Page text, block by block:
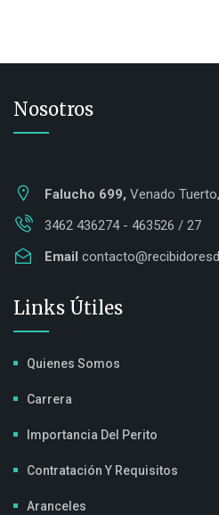
Nosotros
Falucho 699, Venado
3462 436274 - 463526 / 27
Email
Links Útiles
Quienes Somos
Carrera
Importancia Del Perito
Contratación Y Requisitos
Aranceles